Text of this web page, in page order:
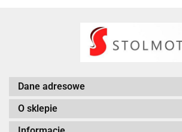
Dane adresowe
O sklepie